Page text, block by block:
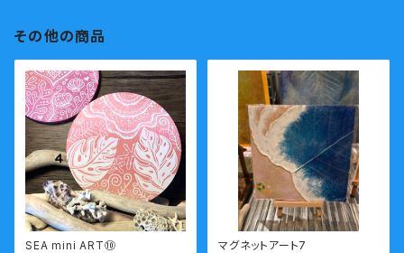
その他の商品
SEA mini ART⑩ マグネットアート7